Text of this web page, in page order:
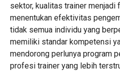
sektor, kualitas trainer menjadi
menentukan efektivitas
tidak semua individu yang
memiliki standar kompetensi
mendorong perlunya program
profesi trainer yang lebih